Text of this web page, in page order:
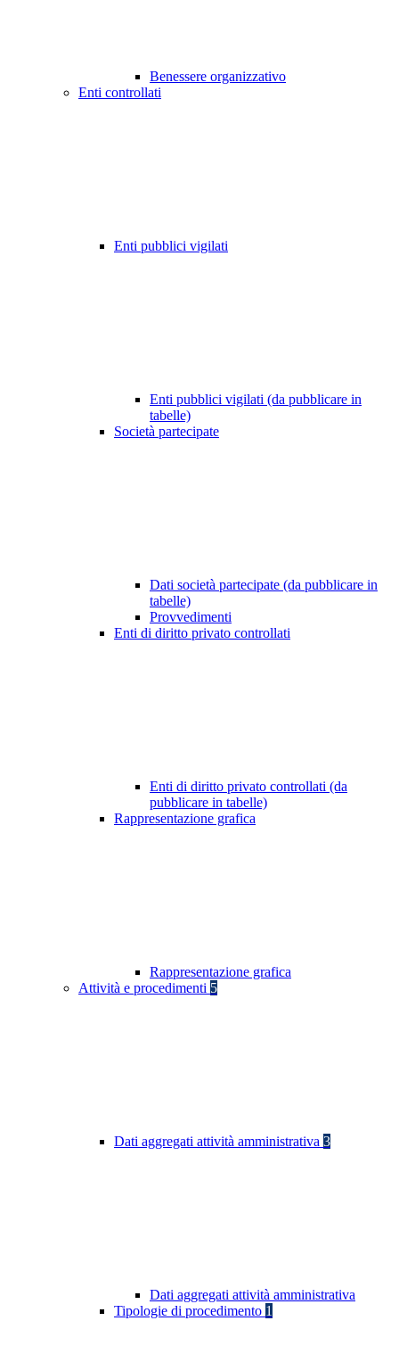
Benessere organizzativo
Enti controllati
Enti pubblici vigilati
Enti pubblici vigilati (da pubblicare in
tabelle)
Società partecipate
Dati società partecipate (da pubblicare in
tabelle)
Provvedimenti
Enti di diritto privato controllati
Enti di diritto privato controllati (da
pubblicare in tabelle)
Rappresentazione grafica
Rappresentazione grafica
Attività e procedimenti 5
Dati aggregati attività amministrativa 3
Dati aggregati attività amministrativa
Tipologie di procedimento 1